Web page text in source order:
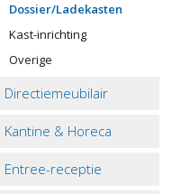
Dossier/Ladekasten
Kast-inrichting
Overige
Directiemeubilair
Kantine & Horeca
Entree-receptie